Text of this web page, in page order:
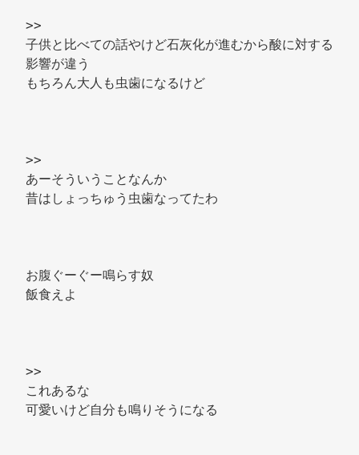
>>
子供と比べての話やけど石灰化が進むから酸に対する
影響が違う
もちろん大人も虫歯になるけど
>>
あーそういうことなんか
昔はしょっちゅう虫歯なってたわ
お腹ぐーぐー鳴らす奴
飯食えよ
>>
これあるな
可愛いけど自分も鳴りそうになる